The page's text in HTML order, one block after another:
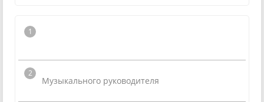
Музыкального руководителя